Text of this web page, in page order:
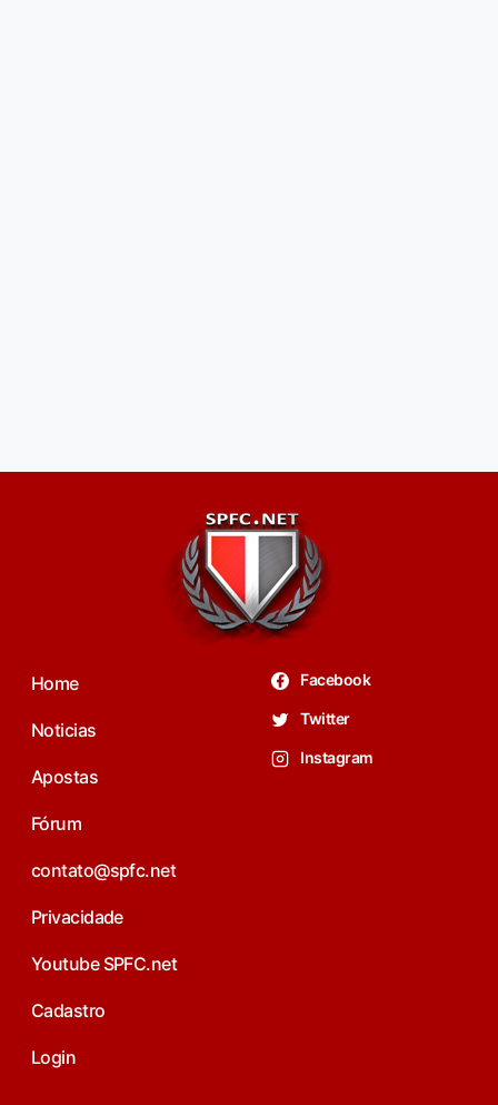
Home
Noticias
Apostas
Fórum
contato@spfc.net
Privacidade
Youtube SPFC.net
Cadastro
Login
Facebook
Twitter
Instagram